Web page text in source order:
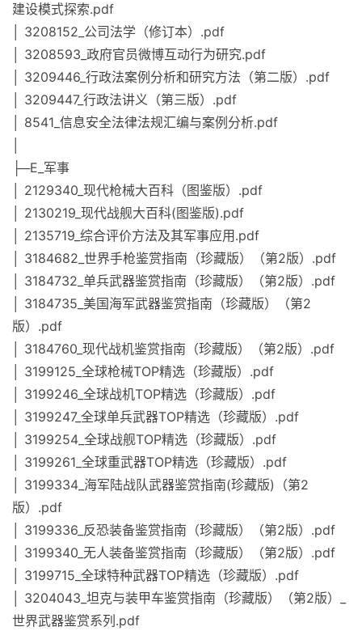
建设模式探索.pdf
│ 3208152_公司法学（修订本）.pdf
│ 3208593_政府官员微博互动行为研究.pdf
│ 3209446_行政法案例分析和研究方法（第二版）.pdf
│ 3209447_行政法讲义（第三版）.pdf
│ 8541_信息安全法律法规汇编与案例分析.pdf
├─E_军事
│ 2129340_现代枪械大百科（图鉴版）.pdf
│ 2130219_现代战舰大百科(图鉴版).pdf
│ 2135719_综合评价方法及其军事应用.pdf
│ 3184682_世界手枪鉴赏指南（珍藏版）（第2版）.pdf
│ 3184732_单兵武器鉴赏指南（珍藏版）（第2版）.pdf
│ 3184735_美国海军武器鉴赏指南（珍藏版）（第2
版）.pdf
│ 3184760_现代战机鉴赏指南（珍藏版）（第2版）.pdf
│ 3199125_全球枪械TOP精选（珍藏版）.pdf
│ 3199246_全球战机TOP精选（珍藏版）.pdf
│ 3199247_全球单兵武器TOP精选（珍藏版）.pdf
│ 3199254_全球战舰TOP精选（珍藏版）.pdf
│ 3199261_全球重武器TOP精选（珍藏版）.pdf
│ 3199334_海军陆战队武器鉴赏指南(珍藏版)（第2
版）.pdf
│ 3199336_反恐装备鉴赏指南（珍藏版）（第2版）.pdf
│ 3199340_无人装备鉴赏指南（珍藏版）（第2版）.pdf
│ 3199715_全球特种武器TOP精选（珍藏版）.pdf
│ 3204043_坦克与装甲车鉴赏指南（珍藏版）（第2版）_
世界武器鉴赏系列.pdf